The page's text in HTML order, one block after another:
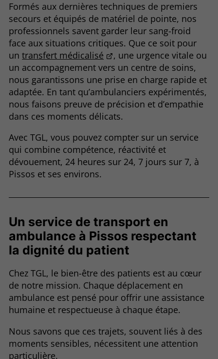
Formés aux dernières techniques de premiers
secours et équipés de matériel de pointe, nos
professionnels savent garder leur sang-froid
face aux situations critiques. Que ce soit pour
untransfert médicalisé
, une urgence vitale ou
un accompagnement vers un centre de soins,
nous garantissons une prise en charge rapide et
adaptée. En tant qu’ambulanciers expérimentés,
nous faisons preuve de précision et d’empathie
dans ces moments délicats.
Avec TGL, vous pouvez compter sur un service
qui combine compétence, réactivité et
dévouement, 24 heures sur 24, 7 jours sur 7, à
Pissos et ses environs.
Un service de transport en
ambulance à Pissos respectant
la dignité du patient
Chez TGL, le bien-être des patients est au cœur
de notre mission. Chaque déplacement en
ambulance est pensé pour offrir une assistance
humaine et respectueuse à chaque étape.
Nous savons que ces trajets, souvent liés à des
moments sensibles, nécessitent une attention
particulière.